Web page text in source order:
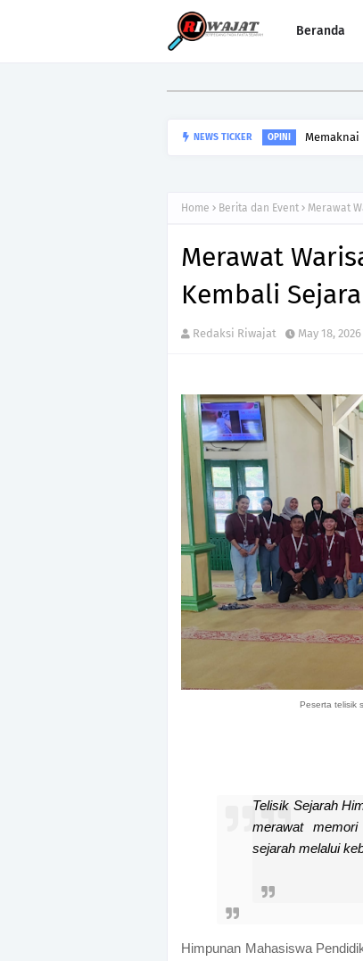
Beranda
NEWS TICKER OPINI Memaknai
Home Berita dan Event Merawat
Merawat
Kembali
Redaksi Riwajat May 18, 2026
Peserta telisik
Telisik Sejarah
merawat
sejarah melalui
Himpunan Mahasiswa